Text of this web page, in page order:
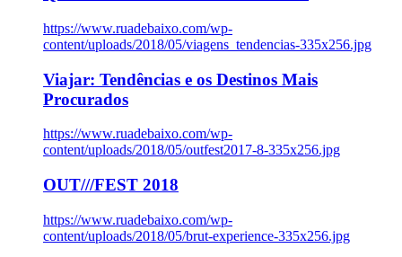
https://www.ruadebaixo.com/wp-
content/uploads/2018/05/viagens_tendencias-335x256.jpg
Viajar: Tendências e os Destinos Mais
Procurados
https://www.ruadebaixo.com/wp-
content/uploads/2018/05/outfest2017-8-335x256.jpg
OUT///FEST 2018
https://www.ruadebaixo.com/wp-
content/uploads/2018/05/brut-experience-335x256.jpg